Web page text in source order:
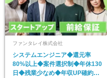
ファンタレイ株式会社
システムエンジニア◆還元率
80%以上◆案件選択制◆年休130
日◆残業少なめ◆年収UP確約◆